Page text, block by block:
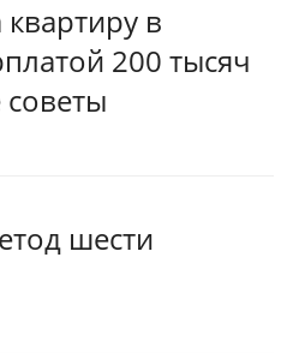
в
200 тысяч
шести